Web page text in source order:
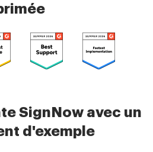
SignNow avec un
d'exemple